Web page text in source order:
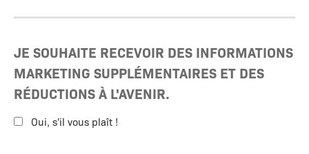
JE SOUHAITE RECEVOIR DES INFORMATIONS
MARKETING SUPPLÉMENTAIRES ET DES
RÉDUCTIONS À L'AVENIR.
Oui, s'il vous plaît !